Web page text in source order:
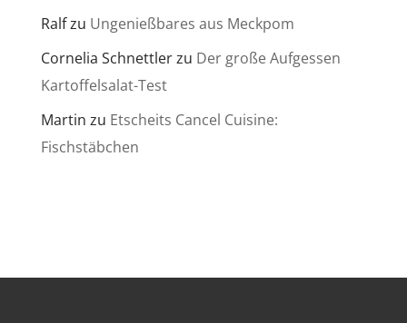
Ralfzu Ungenießbares aus Meckpom
Cornelia Schnettlerzu Der große Aufgessen
Kartoffelsalat-Test
Martin zu Etscheits Cancel Cuisine:
Fischstäbchen